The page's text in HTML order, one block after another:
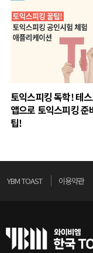
토익스피킹 독학! 테
앱으로 토익스피킹 준
팁!
YBM TOAST 이용약관